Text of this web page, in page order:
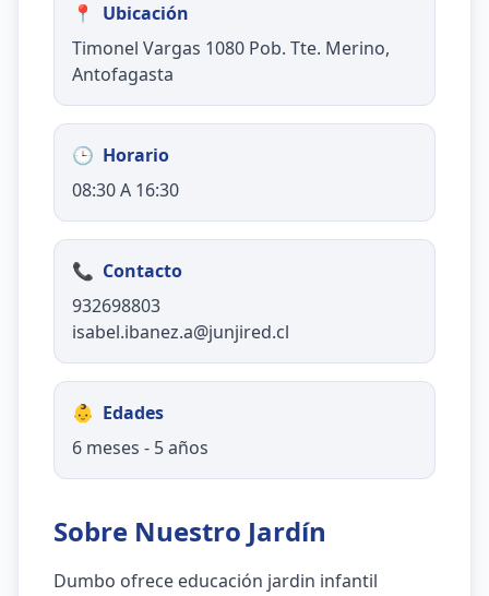
📍
Ubicación
Timonel Vargas 1080 Pob. Tte. Merino,
Antofagasta
🕒 Horario
08:30 A 16:30
📞 Contacto
932698803
isabel.ibanez.a@junjired.cl
👶 Edades
6 meses - 5 años
Sobre Nuestro Jardín
Dumbo ofrece educación jardin infantil